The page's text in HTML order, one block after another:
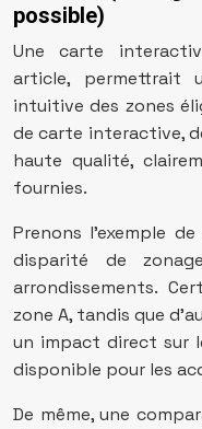
possible)
Une carte
article, permettrait
intuitive des zones
de carte interactive,
haute qualité,
fournies.
Prenons l’exemple
disparité de
arrondissements.
zone A, tandis que
un impact direct sur
disponible pour les
De même, une